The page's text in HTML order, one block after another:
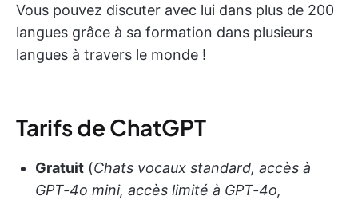
Vous pouvez discuter avec lui dans plus de 200
langues grâce à sa formation dans plusieurs
langues à travers le monde !
Tarifs de ChatGPT
Gratuit (Chats vocaux standard, accès à
GPT-4o mini, accès limité à GPT-4o,